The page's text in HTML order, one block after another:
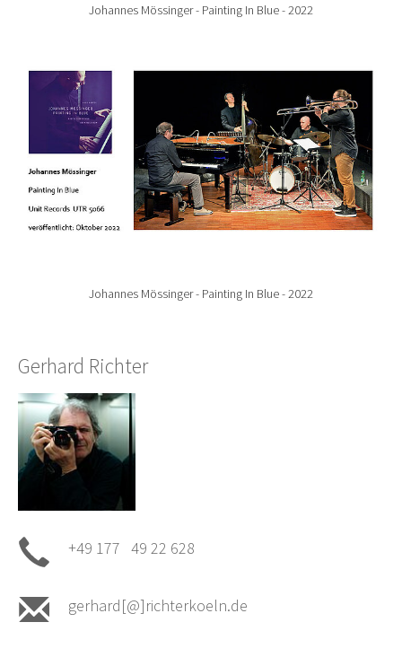
Johannes Mössinger - Painting In Blue - 2022
Johannes Mössinger - Painting In Blue - 2022
Gerhard Richter
+49 177 49 22 628
gerhard[@]richterkoeln.de